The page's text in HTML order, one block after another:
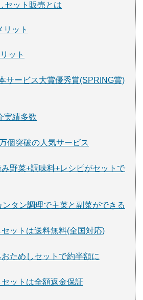
セット販売とは
リット
ット
サービス大賞優秀賞(SPRING賞)
実績多数
個突破の人気サービス
野菜+調味料+レシピがセットで
ンタン調理で主菜と副菜ができる
ットは送料無料(全国対応)
ためしセットで約半額に
ットは全額返金保証